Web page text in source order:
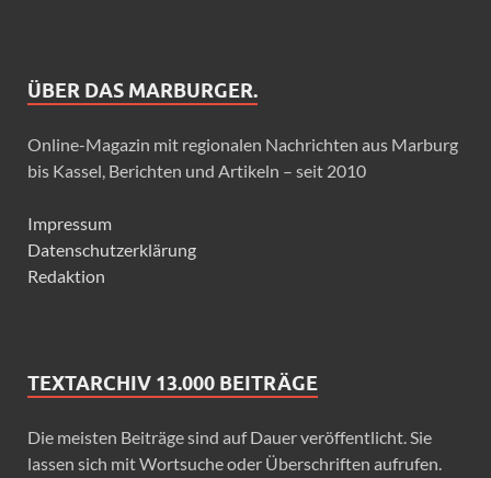
ÜBER DAS MARBURGER.
Online-Magazin mit regionalen Nachrichten aus Marburg
bis Kassel, Berichten und Artikeln – seit 2010
Impressum
Datenschutzerklärung
Redaktion
TEXTARCHIV 13.000 BEITRÄGE
Die meisten Beiträge sind auf Dauer veröffentlicht. Sie
lassen sich mit Wortsuche oder Überschriften aufrufen.